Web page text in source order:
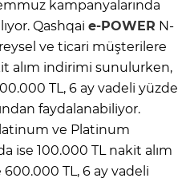
kampanyalarında
Qashqai e-POWER N-
ve ticari müşterilere
alım indirimi sunulurken,
TL, 6 ay vadeli yüzde
faydalanabiliyor.
ve Platinum
ise 100.000 TL nakit alım
600.000 TL, 6 ay vadeli